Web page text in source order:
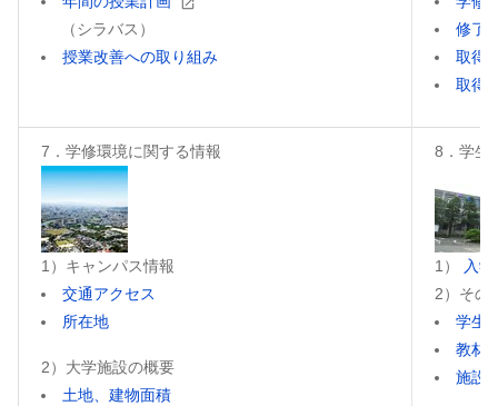
（シラバス）
授業改善への取り組み
修了
取得
取得
7．学修環境に関する情報
1）キャンパス情報
交通アクセス
所在地
2）大学施設の概要
土地、建物面積
8．学生
1）
入
2）その
学生
教材
施設